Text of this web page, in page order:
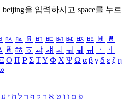
beijing을 입력하시고 space를 누르
ㅯ ㅰ ㅱ ㅲ ㅳ ㅴ ㅵ ㅶ ㅷ ㅸ
ㅹ
ㆄ ㆅ ㆆ ㆇ ㆈ ㆉ ㆊ ㆋ ㆌ ㆍ
ㆎ
Ο Π Ρ Σ ΤΥ Φ Χ Ψ Ω α β γ δ ε ζ η
פ ם ן ו ט א ר ק ף ך ל ח י ע